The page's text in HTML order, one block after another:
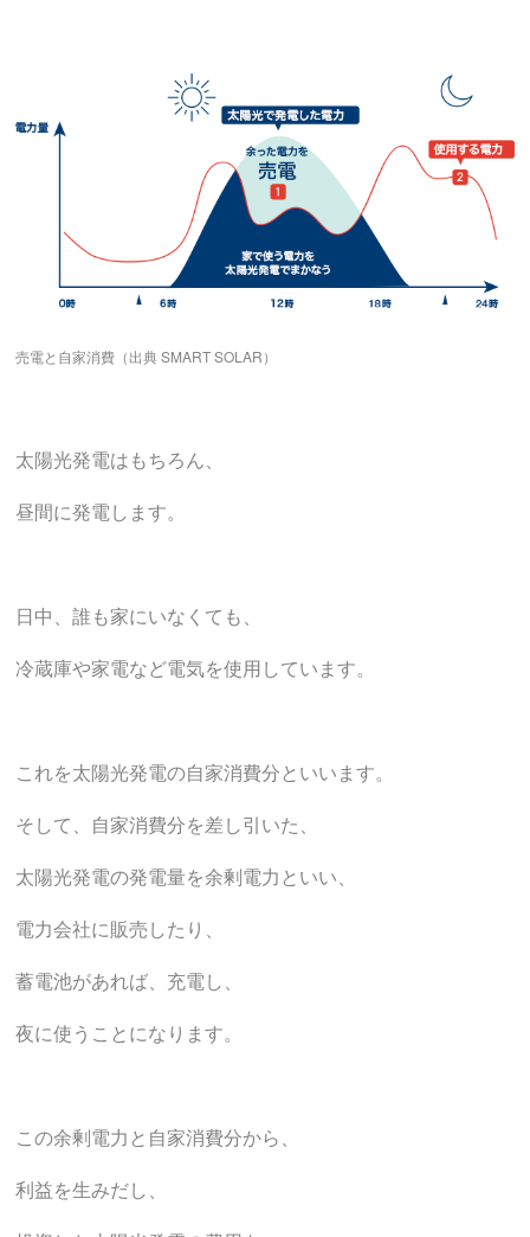
売電と自家消費（出典 SMART SOLAR）
太陽光発電はもちろん、
昼間に発電します。
日中、誰も家にいなくても、
冷蔵庫や家電など電気を使用しています。
これを太陽光発電の自家消費分といいます。
そして、自家消費分を差し引いた、
太陽光発電の発電量を余剰電力といい、
電力会社に販売したり、
蓄電池があれば、充電し、
夜に使うことになります。
この余剰電力と自家消費分から、
利益を生みだし、